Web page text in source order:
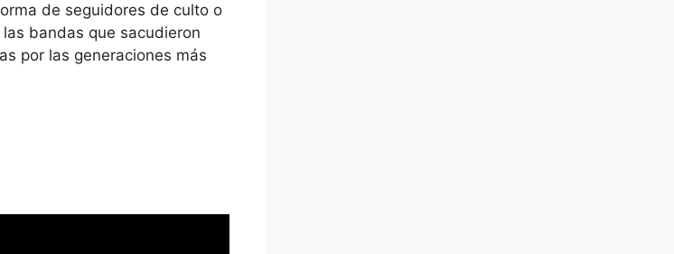
de seguidores de culto o
bandas que sacudieron
por las generaciones más